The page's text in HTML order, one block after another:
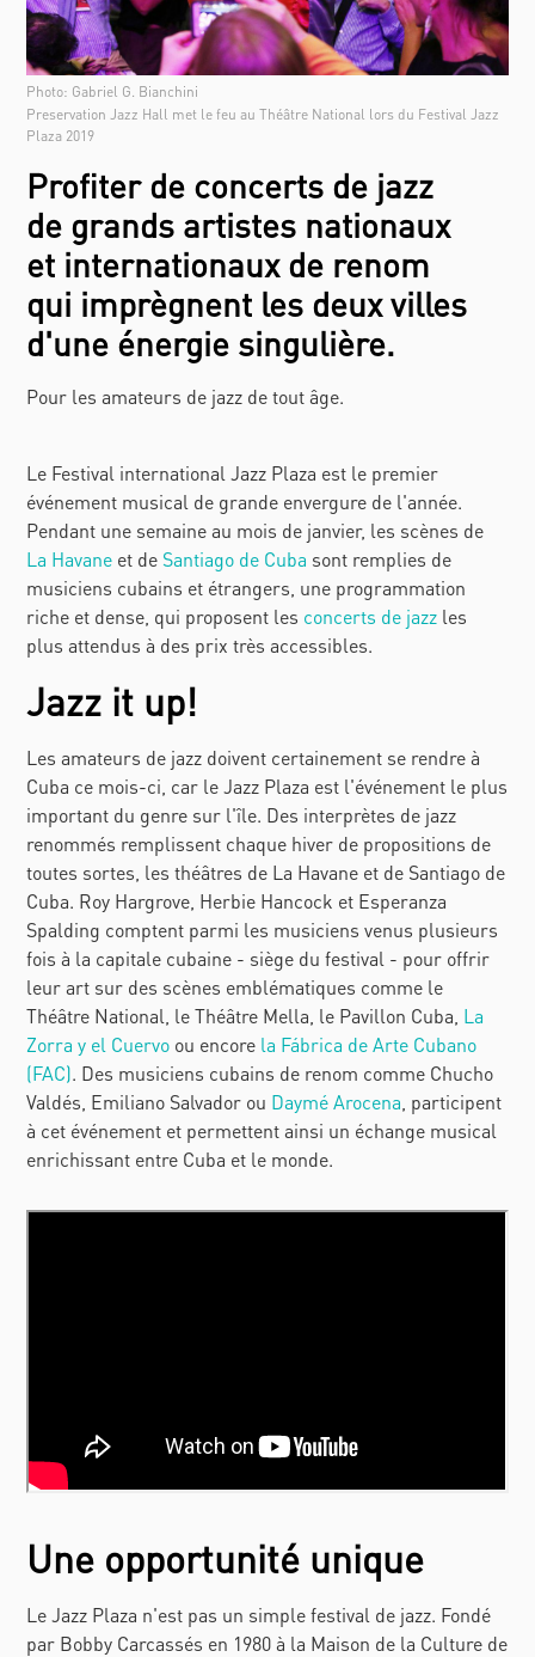
Photo: Gabriel G. Bianchini
Preservation Jazz Hall met le feu au Théâtre National lors du Festival Jazz
Plaza 2019
Profiter de concerts de jazz
de grands artistes nationaux
et internationaux de renom
qui imprègnent les deux villes
d'une énergie singulière.
Pour les amateurs de jazz de tout âge.
Le Festival international Jazz Plaza est le premier
événement musical de grande envergure de l'année.
Pendant une semaine au mois de janvier, les scènes de
La Havane et de Santiago de Cuba sont remplies de
musiciens cubains et étrangers, une programmation
riche et dense, qui proposent les concerts de jazz les
plus attendus à des prix très accessibles.
Jazz it up!
Les amateurs de jazz doivent certainement se rendre à
Cuba ce mois-ci, car le Jazz Plaza est l'événement le plus
important du genre sur l'île. Des interprètes de jazz
renommés remplissent chaque hiver de propositions de
toutes sortes, les théâtres de La Havane et de Santiago de
Cuba. Roy Hargrove, Herbie Hancock et Esperanza
Spalding comptent parmi les musiciens venus plusieurs
fois à la capitale cubaine - siège du festival - pour offrir
leur art sur des scènes emblématiques comme le
Théâtre National, le Théâtre Mella, le Pavillon Cuba, La
Zorra y el Cuervo ou encore la Fábrica de Arte Cubano
(FAC). Des musiciens cubains de renom comme Chucho
Valdés, Emiliano Salvador ou Daymé Arocena, participent
à cet événement et permettent ainsi un échange musical
enrichissant entre Cuba et le monde.
Une opportunité unique
Le Jazz Plaza n'est pas un simple festival de jazz. Fondé
par Bobby Carcassés en 1980 à la Maison de la Culture de